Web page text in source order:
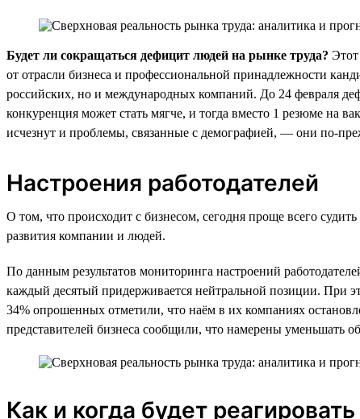
Будет ли сокращаться дефицит людей на рынке труда? Этот
от отрасли бизнеса и профессиональной принадлежности
российских, но и международных компаний. До 24 февраля
конкуренция может стать мягче, и тогда вместо 1 резюме на
исчезнут и проблемы, связанные с демографией, — они по-
Настроения работодателей
О том, что происходит с бизнесом, сегодня проще всего
развития компании и людей.
По данным результатов мониторинга настроений
каждый десятый придерживается нейтральной позиции. При
34% опрошенных отметили, что наём в их компаниях
представителей бизнеса сообщили, что намерены уменьшать
Как и когда будет